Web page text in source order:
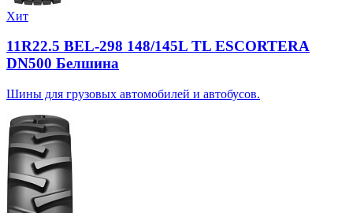
Хит
11R22.5 BEL-298 148/145L TL ESCORTERA
DN500 Белшина
Шины для грузовых автомобилей и автобусов.